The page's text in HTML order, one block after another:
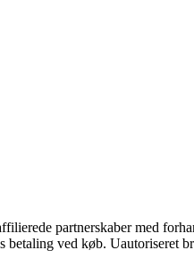
partnerskaber med
betaling ved køb. Uautoriseret